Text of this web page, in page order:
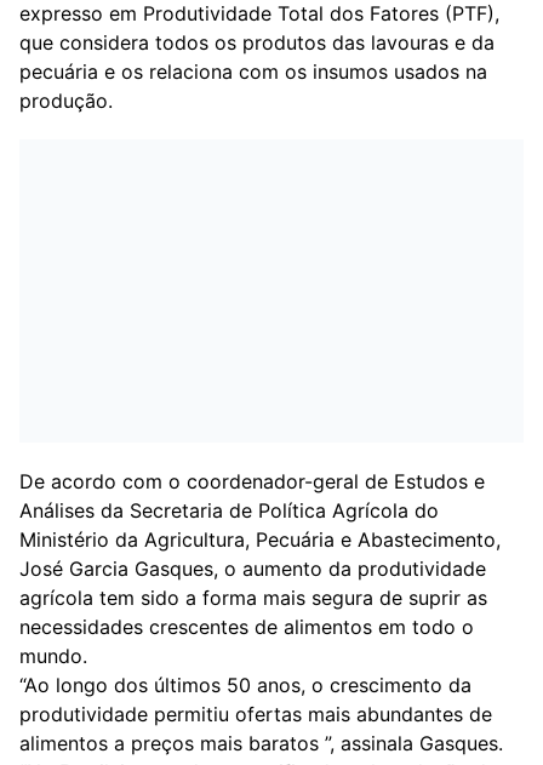
expresso em Produtividade Total dos Fatores (PTF),
que considera todos os produtos das lavouras e da
pecuária e os relaciona com os insumos usados na
produção.
De acordo com o coordenador-geral de Estudos e
Análises da Secretaria de Política Agrícola do
Ministério da Agricultura, Pecuária e Abastecimento,
José Garcia Gasques, o aumento da produtividade
agrícola tem sido a forma mais segura de suprir as
necessidades crescentes de alimentos em todo o
mundo.
“Ao longo dos últimos 50 anos, o crescimento da
produtividade permitiu ofertas mais abundantes de
alimentos a preços mais baratos ”, assinala Gasques.